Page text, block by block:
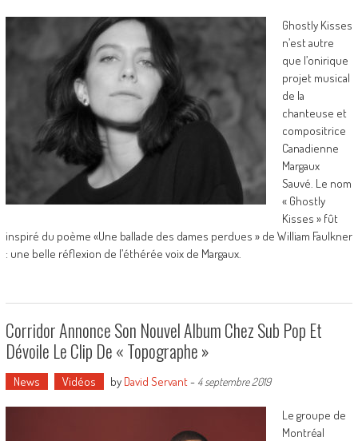
Ghostly Kisses
n’est autre
que l’onirique
projet musical
de la
chanteuse et
compositrice
Canadienne
Margaux
Sauvé. Le nom
« Ghostly
Kisses » fût
inspiré du poème «Une ballade des dames perdues » de William Faulkner
: une belle réflexion de l’éthérée voix de Margaux.
Corridor Annonce Son Nouvel Album Chez Sub Pop Et
Dévoile Le Clip De « Topographe »
News Vidéos by David Servant- 4 septembre 2019
Le groupe de
Montréal